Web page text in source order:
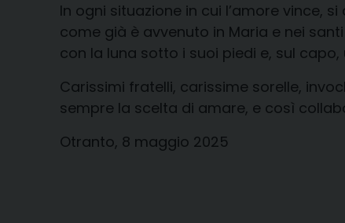
In ogni situazione in cui l’amore vince,
come già è avvenuto in Maria e nei
con la luna sotto i suoi piedi e, sul
Carissimi fratelli, carissime sorelle,
sempre la scelta di amare, e così
Otranto, 8 maggio 2025